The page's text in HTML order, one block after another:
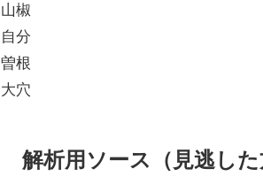
山椒
自分
曽根
大穴
解析用ソース（見逃した